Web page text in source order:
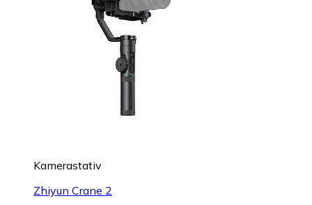
Kamerastativ
Zhiyun Crane 2